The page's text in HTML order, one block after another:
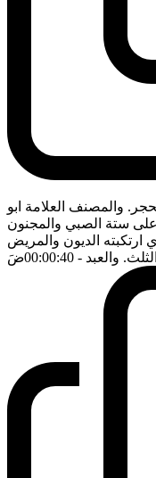
والمصنف العلامة ابو
ستة الصبي والمجنون
ارتكبته الديون والمريض
والعبد - 00:00:40 ضَ